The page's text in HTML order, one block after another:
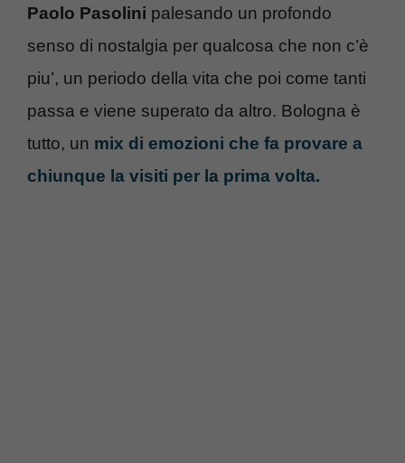
Paolo Pasolini palesando un profondo
senso di nostalgia per qualcosa che non c’è
piu’, un periodo della vita che poi come tanti
passa e viene superato da altro. Bologna è
tutto, un mix di emozioni che fa provare a
chiunque la visiti per la prima volta.